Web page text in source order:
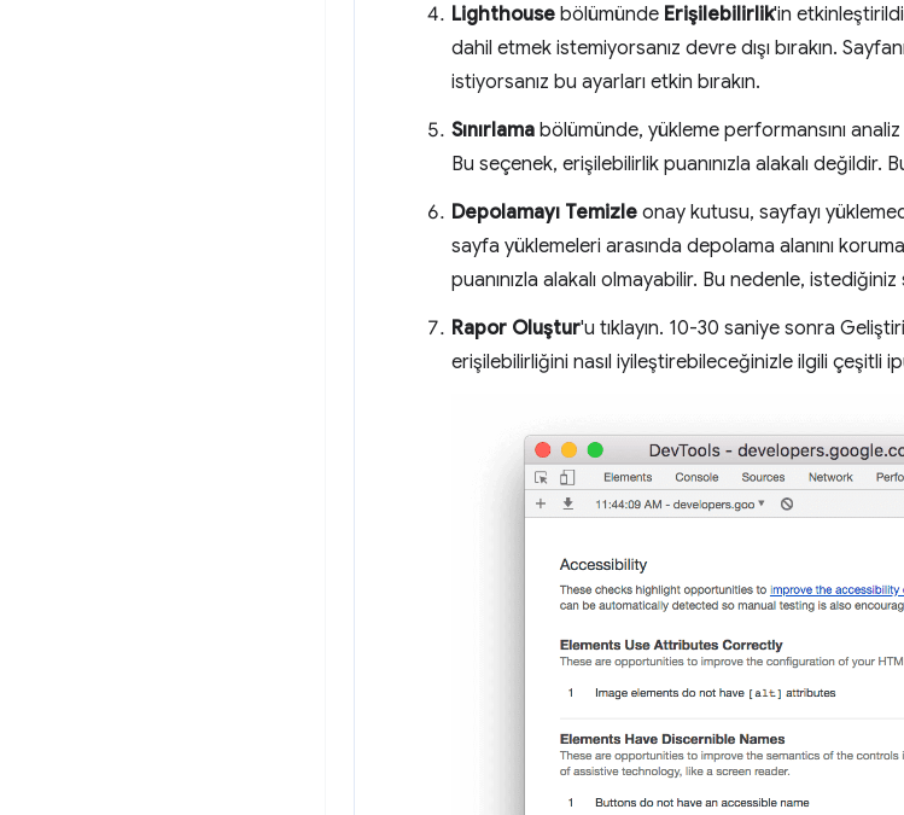
Lighthouse bölümünde Erişilebilirlik'in
dahil etmek istemiyorsanız devre dışı bırakın.
istiyorsanız bu ayarları etkin bırakın.
Sınırlama bölümünde, yükleme performansını
Bu seçenek, erişilebilirlik puanınızla alakalı
Depolamayı Temizle onay kutusu, sayfayı
sayfa yüklemeleri arasında depolama alanını
puanınızla alakalı olmayabilir. Bu nedenle,
Rapor Oluştur'u tıklayın. 10-30 saniye sonra
erişilebilirliğini nasıl iyileştirebileceğinizle ilgili çeşitli